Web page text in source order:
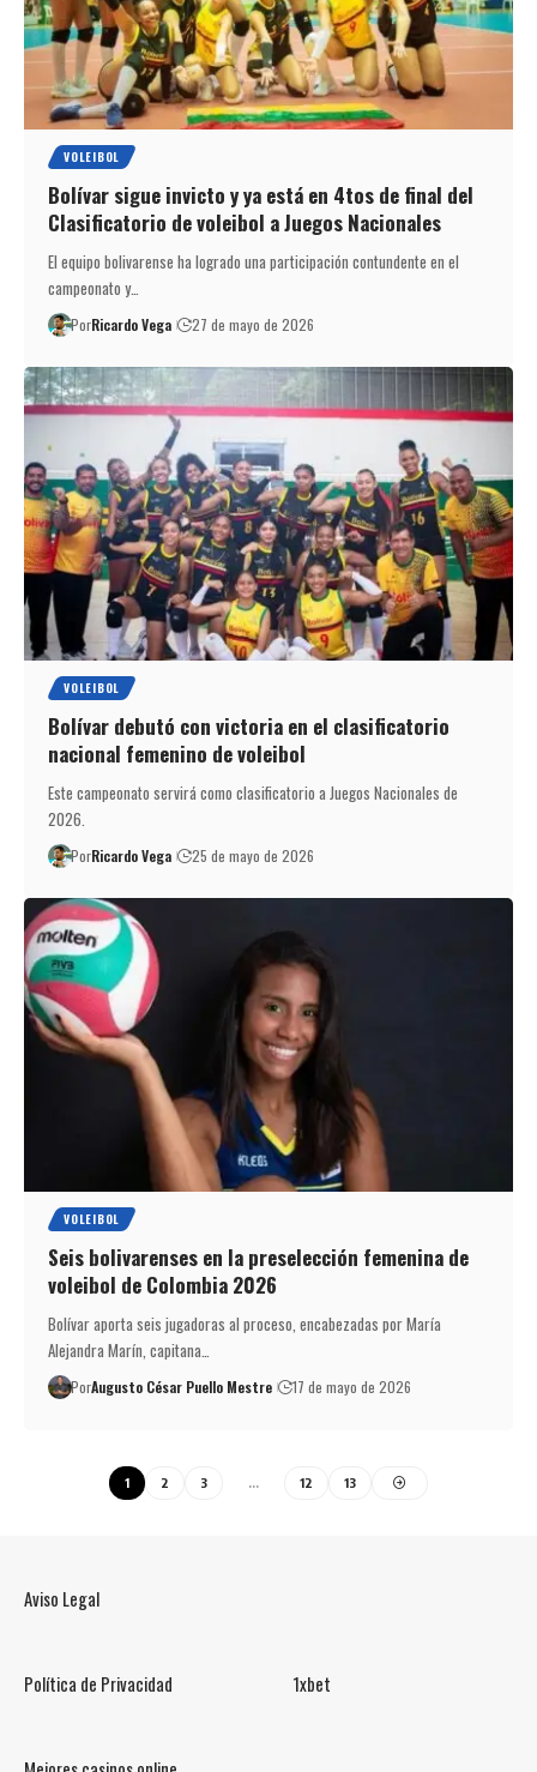
VOLEIBOL
Bolívar sigue invicto y ya está en 4tos de final del
Clasificatorio de voleibol a Juegos Nacionales
El equipo bolivarense ha logrado una participación contundente en el
campeonato y…
PorRicardo Vega 27 de mayo de 2026
VOLEIBOL
Bolívar debutó con victoria en el clasificatorio
nacional femenino de voleibol
Este campeonato servirá como clasificatorio a Juegos Nacionales de
2026.
PorRicardo Vega 25 de mayo de 2026
VOLEIBOL
Seis bolivarenses en la preselección femenina de
voleibol de Colombia 2026
Bolívar aporta seis jugadoras al proceso, encabezadas por María
Alejandra Marín, capitana…
PorAugusto César Puello Mestre 17 de mayo de 2026
1 2 3 … 12 13
Aviso Legal
Política de Privacidad 1xbet